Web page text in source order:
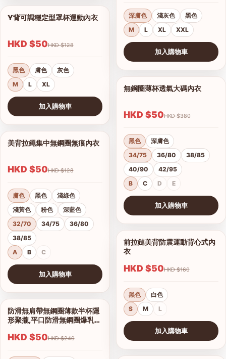
1/6
Y背可調穩定型罩杯運動內衣
HKD $50 HKD $128
黑色 膚色
灰色
M
L XL
加入購物車
1/7
查看圖片
美背拉繩集中無鋼圈無痕內衣
HKD $50 HKD $128
膚色 黑色
淺綠色
淺黃色
粉色
深藍色
32/70
34/75
36/80
38/85
A
B C
加入購物車
1/16
查看圖片
防滑無肩帶無鋼圈薄款半杯隱
形聚攏,平口防滑無鋼圈爆乳內
HKD $50 HKD $240
深膚色 淺灰色
黑色
M
L XL XXL
加入購物車
查看圖片
無鋼圈薄杯透氣大碼內衣
HKD $50 HKD $380
黑色
深膚色
34/75
36/80
38/85
40/90
42/95
B
C D E
加入購物車
1/7
查看圖片
前拉鏈美背防震運動背心式內
衣
HKD $50 HKD $160
黑色
白色
S
M L
加入購物車
查看圖片